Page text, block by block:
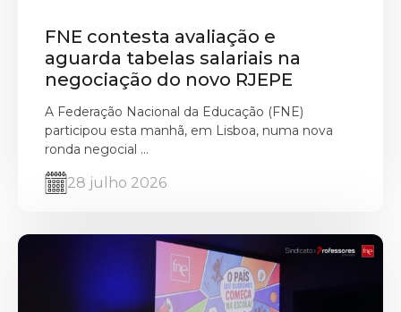
FNE contesta avaliação e
aguarda tabelas salariais na
negociação do novo RJEPE
A Federação Nacional da Educação (FNE)
participou esta manhã, em Lisboa, numa nova
ronda negocial ...
28 julho 2026